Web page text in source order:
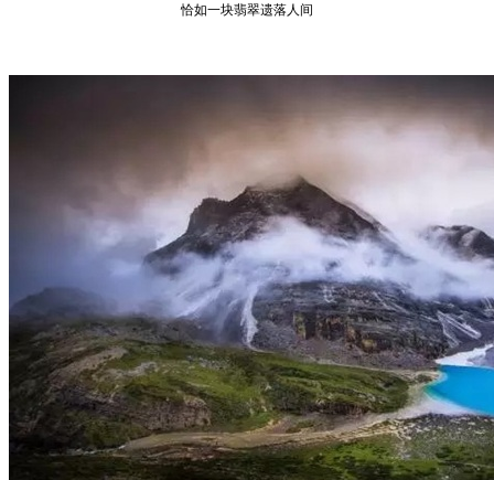
恰如一块翡翠遗落人间